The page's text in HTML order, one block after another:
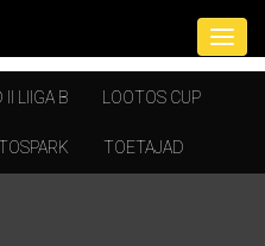
LIIGA B LOOTOS CUP
TOETAJAD